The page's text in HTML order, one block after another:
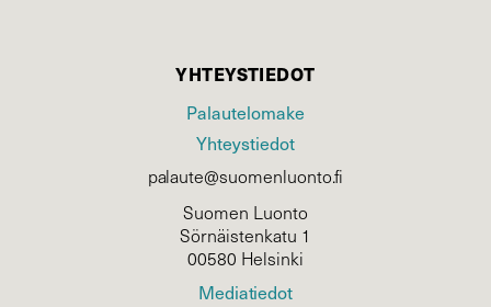
YHTEYSTIEDOT
Palautelomake
Yhteystiedot
palaute@suomenluonto.fi
Suomen Luonto
Sörnäistenkatu 1
00580 Helsinki
Mediatiedot